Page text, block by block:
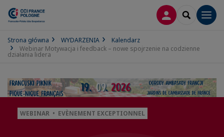
LOGOWANIE
SEARCH
Strona główna WYDARZENIA
Kalendarz
Webinar Motywacja i feedback – nowe spojrzenie na codzienne
działania lidera
WEBINAR • EVÈNEMENT EXCEPTIONNEL